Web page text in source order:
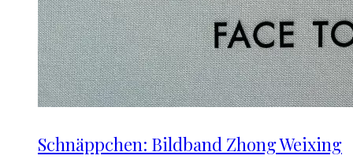
Schnäppchen: Bildband Zhong Weixing